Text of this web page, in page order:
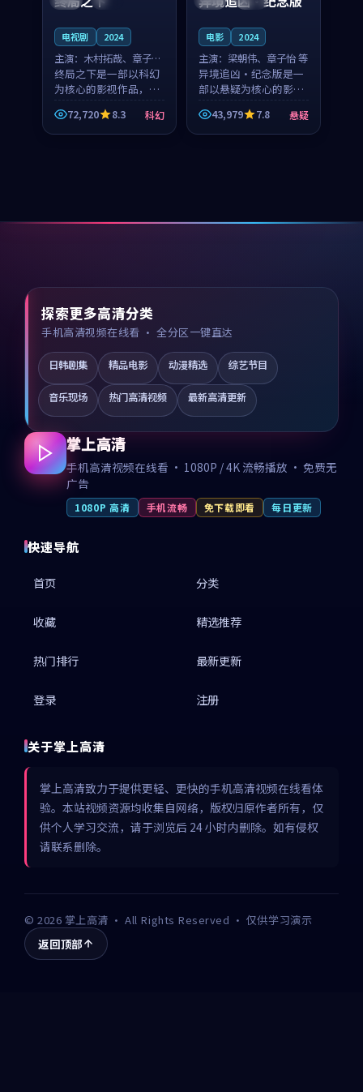
电视剧 2024
主演： 木村拓哉、章子怡
等
终局之下是一部以科幻
为核心的影视作品，围
绕危机、反转与人物成
长展开，整体节奏紧
凑，值得推荐观看。
72,720 8.3 科幻
电影 2024
主演： 梁朝伟、章子怡 等
异境追凶·纪念版是一
部以悬疑为核心的影视
作品，围绕危机、反转
与人物成长展开，整体
节奏紧凑，值得推荐观
43,979 7.8 悬疑
探索更多高清分类
手机高清视频在线看 · 全分区一键直达
日韩剧集 精品电影 动漫精选 综艺节目
音乐现场 热门高清视频 最新高清更新
掌上高清
手机高清视频在线看 · 1080P / 4K 流畅播放 · 免费无
广告
1080P 高清 手机流畅 免下载即看 每日更新
快速导航
首页 分类
收藏 精选推荐
热门排行 最新更新
登录 注册
关于掌上高清
掌上高清致力于提供更轻、更快的手机高清视频在线看体
验。本站视频资源均收集自网络，版权归原作者所有，仅
供个人学习交流，请于浏览后 24 小时内删除。如有侵权
请联系删除。
©2026 掌上高清 · All Rights Reserved · 仅供学习演示
返回顶部